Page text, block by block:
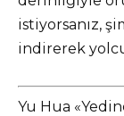
istiyorsanız,
indirerek
Yu Hua